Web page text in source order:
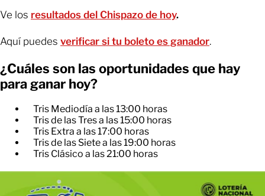
Ve los resultados del Chispazo de hoy.
Aquí puedes verificar si tu boleto es ganador.
¿Cuáles son las oportunidades que hay
para ganar hoy?
Tris Mediodía a las 13:00 horas
Tris de las Tres a las 15:00 horas
Tris Extra a las 17:00 horas
Tris de las Siete a las 19:00 horas
Tris Clásico a las 21:00 horas